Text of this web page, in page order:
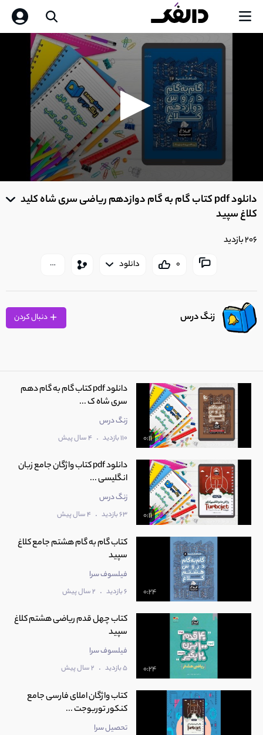
0
of
دانلود pdf کتاب گام به گام دوازدهم ریاضی سری شاه کلید
کلاغ سپید
206 بازدید
0 دانلود
زنگ درس
0:11
دانلود pdf کتاب گام به گام دهم
سری شاه ک ...
زنگ درس
110 بازدید . 4 سال پیش
0:11
دانلود pdf کتاب واژگان جامع زبان
انگلیسی ...
زنگ درس
63 بازدید . 4 سال پیش
0:24
کتاب گام به گام هشتم جامع کلاغ
سپید
فیلسوف سرا
6 بازدید . 2 سال پیش
0:24
کتاب چهل قدم ریاضی هشتم کلاغ
سپید
فیلسوف سرا
5 بازدید . 2 سال پیش
کتاب واژگان املای فارسی جامع
کنکور توربوجت ...
تحصیل سرا